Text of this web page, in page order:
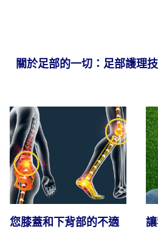
關於足部的一切：足部護理
您膝蓋和下背部的不適